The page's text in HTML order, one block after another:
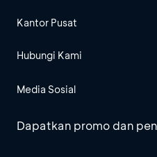
Kantor Pusat
Hubungi Kami
Media Sosial
Dapatkan promo dan